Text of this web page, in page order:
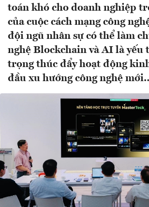
toán khó cho doanh nghiệp
của cuộc cách mạng công
đội ngũ nhân sự có thể làm
nghệ Blockchain và AI là yếu
trọng thúc đẩy hoạt động
đầu xu hướng công nghệ